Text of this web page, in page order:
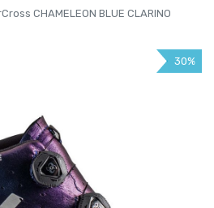
CHAMELEON BLUE CLARINO
30%